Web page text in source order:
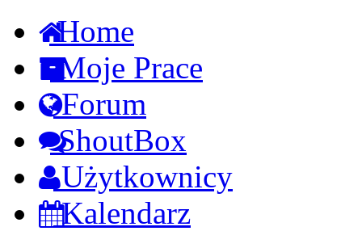
Home
Moje Prace
Forum
ShoutBox
Użytkownicy
Kalendarz